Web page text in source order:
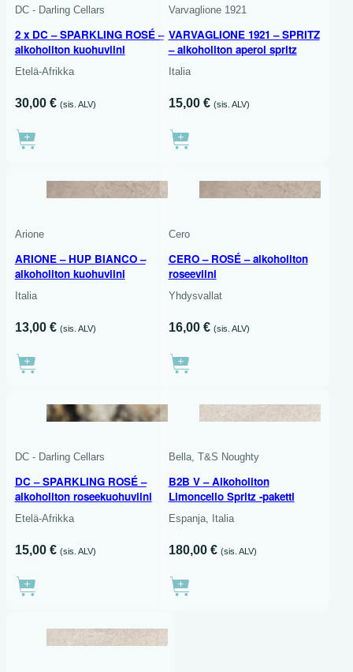
DC - Darling Cellars
2 x DC – SPARKLING ROSÉ –
alkoholiton kuohuviini
Etelä-Afrikka
30,00 € (sis. ALV)
Varvaglione 1921
VARVAGLIONE 1921 – SPRITZ
– alkoholiton aperol spritz
Italia
15,00 € (sis. ALV)
Arione
ARIONE – HUP BIANCO –
alkoholiton kuohuviini
Italia
13,00 € (sis. ALV)
Cero
CERO – ROSÉ – alkoholiton
roseeviini
Yhdysvallat
16,00 € (sis. ALV)
DC - Darling Cellars
DC – SPARKLING ROSÉ –
alkoholiton roseekuohuviini
Etelä-Afrikka
15,00 € (sis. ALV)
Bella, T&S Noughty
B2B V – Alkoholiton
Limoncello Spritz -paketti
Espanja, Italia
180,00 € (sis. ALV)